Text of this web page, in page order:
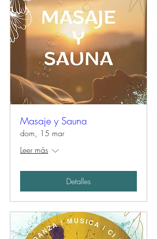
Masaje y Sauna
dom, 15 mar
Leer más
Detalles